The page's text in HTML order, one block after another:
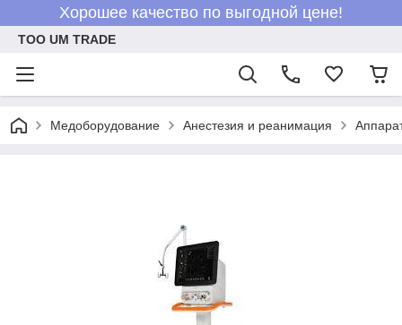
Хорошее качество по выгодной цене!
ТОО UM TRADE
Медоборудование Анестезия и реанимация